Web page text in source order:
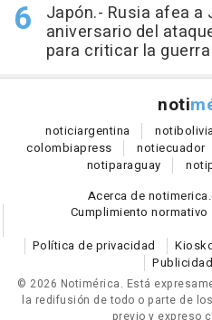
Japón.- Rusia afea
aniversario del
para criticar la
noti
noticiargentina noti
colombiapress notiecuador
notiparaguay noti
Acerca de
Cumplimiento normativo
Política de privacidad
© 2026 Notimérica. Está
la redifusión de todo o parte de
previo y expreso